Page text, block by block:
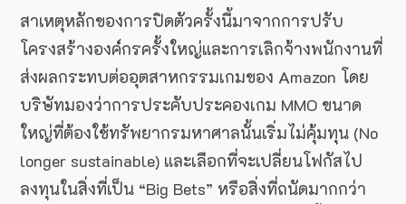
สาเหตุหลักของการปิดตัวครั้งนี้มาจากการปรับ
โครงสร้างองค์กรครั้งใหญ่และการเลิกจ้างพนักงานที่
ส่งผลกระทบต่ออุตสาหกรรมเกมของ Amazon โดย
บริษัทมองว่าการประคับประคองเกม MMO ขนาด
ใหญ่ที่ต้องใช้ทรัพยากรมหาศาลนั้นเริ่มไม่คุ้มทุน (No
longer sustainable) และเลือกที่จะเปลี่ยนโฟกัสไป
ลงทุนในสิ่งที่เป็น “Big Bets” หรือสิ่งที่ถนัดมากกว่า